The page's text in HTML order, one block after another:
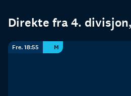
Direkte fra 4.
Fre. 18:55 M